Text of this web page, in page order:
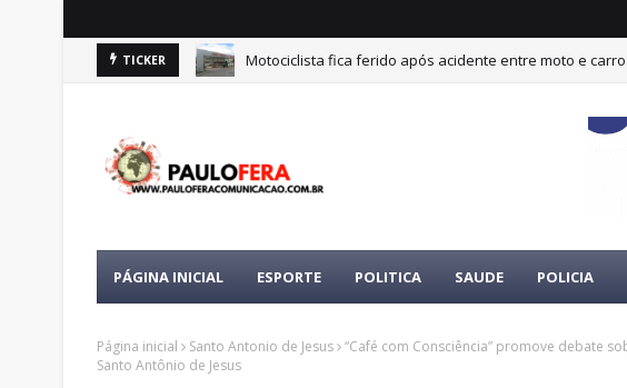
TICKER Motociclista fica ferido após acidente entre moto e carro
PÁGINA INICIAL ESPORTE POLITICA SAUDE POLICIA
Página inicial Santo Antonio de Jesus “Café com Consciência” promove debate
Santo Antônio de Jesus